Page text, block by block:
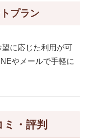
プラン
に応じた利用が可
やメールで手軽に
・評判